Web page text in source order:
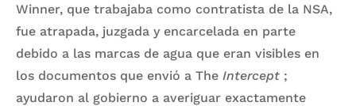
Winner, que trabajaba como contratista de la NSA,
fue atrapada, juzgada y encarcelada en parte
debido a las marcas de agua que eran visibles en
los documentos que envió a The Intercept ;
ayudaron al gobierno a averiguar exactamente